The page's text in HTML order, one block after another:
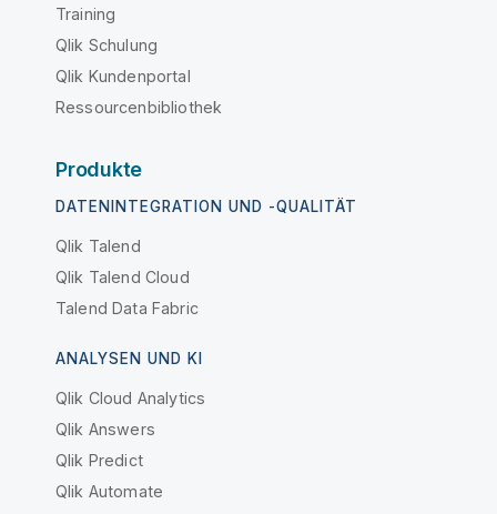
Training
Qlik Schulung
Qlik Kundenportal
Ressourcenbibliothek
Produkte
DATENINTEGRATION UND -QUALITÄT
Qlik Talend
Qlik Talend Cloud
Talend Data Fabric
ANALYSEN UND KI
Qlik Cloud Analytics
Qlik Answers
Qlik Predict
Qlik Automate